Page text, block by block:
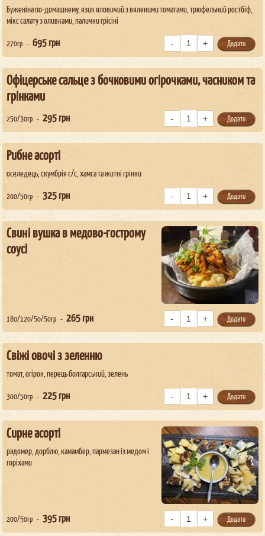
Буженіна по-домашнему, язик яловичий з вяленими томатами, трюфельний ростбіф,
мікс салату з оливками, палички грісіні
270гр 695 грн Додати
Офіцерське сальце з бочковими огірочками, часником та
грінками
250/30гр 295 грн Додати
Рибне асорті
оселедець, скумбрія с/с, хамса та житні грінки
200/50гр 325 грн Додати
Свині вушка в медово-гострому
соусі
180/120/50/50гр 265 грн Додати
Свіжі овочі з зеленню
томат, огірок, перець болгарський, зелень
300/50гр 225 грн Додати
Сирне асорті
радомер, дорблю, камамбер, пармезан із медом і
горіхами
200/50гр 395 грн Додати